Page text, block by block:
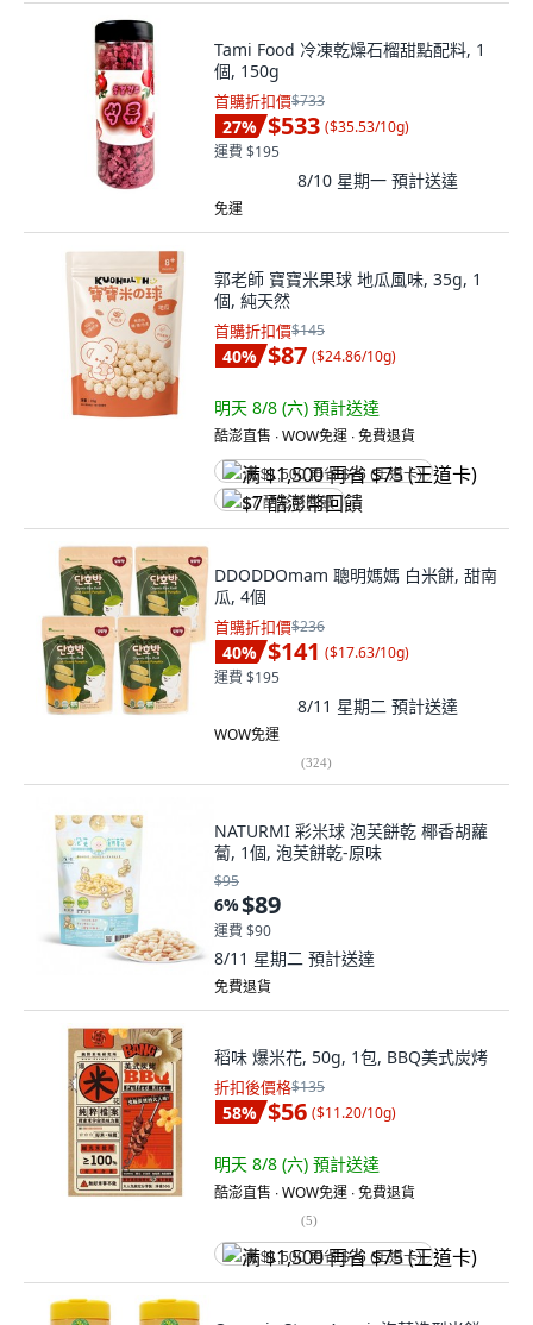
Tami Food 冷凍乾燥石榴甜點配料, 1
個, 150g
首購折扣價$733
27% $533 ($35.53/10g)
運費 $195
8/10 星期一 預計送達
免運
郭老師 寶寶米果球 地瓜風味, 35g, 1
個, 純天然
首購折扣價$145
40% $87 ($24.86/10g)
明天 8/8 (六) 預計送達
酷澎直售 ∙ WOW免運 ∙ 免費退貨
满 $1,500 再省 $75 (王道卡)
$7 酷澎幣回饋
DDODDOmam 聰明媽媽 白米餅, 甜南
瓜, 4個
首購折扣價$236
40% $141 ($17.63/10g)
運費 $195
8/11 星期二 預計送達
WOW免運
(324)
NATURMI 彩米球 泡芙餅乾 椰香胡蘿
蔔, 1個, 泡芙餅乾-原味
$95
6%$89
運費 $90
8/11 星期二 預計送達
免費退貨
稻味 爆米花, 50g, 1包, BBQ美式炭烤
折扣後價格$135
58% $56 ($11.20/10g)
明天 8/8 (六) 預計送達
酷澎直售 ∙ WOW免運 ∙ 免費退貨
(5)
满 $1,500 再省 $75 (王道卡)